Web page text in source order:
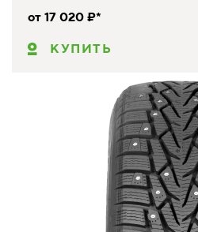
от 17 020 ₽*
КУПИТЬ